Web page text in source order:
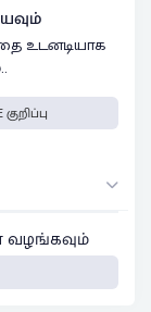
உடனடியாக
குறிப்பு
வழங்கவும்